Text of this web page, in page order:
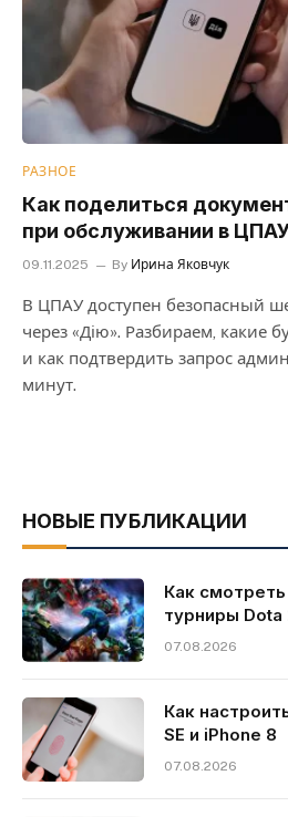
РАЗНОЕ
Как поделиться
при обслуживании в
09.11.2025 By Ирина Яковчук
В ЦПАУ доступен безопасный
через «Дію». Разбираем, какие
и как подтвердить запрос
минут.
НОВЫЕ ПУБЛИКАЦИИ
Как
турниры Dota
07.08.2026
Как
SE и iPhone 8
07.08.2026